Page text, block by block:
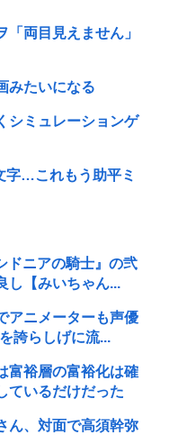
両目見えません」
みたいになる
シミュレーションゲ
字…これもう助平ミ
ドニアの騎士』の弐
し【みいちゃん...
アニメーターも声優
誇らしげに流...
富裕層の富裕化は確
ているだけだった
ん、対面で高須幹弥